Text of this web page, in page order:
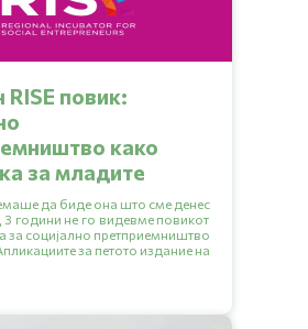
повик:
како
за младите
да биде она што сме денес
3 години не го видевме повикот
за социјално претприемништво
за петото издание на